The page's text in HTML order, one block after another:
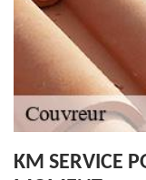
KM SERVICE